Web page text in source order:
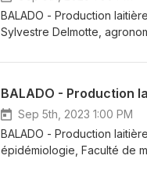
BALADO - Production
Sylvestre Delmotte,
Lactanet Collaboration à la
agroalimentaire en vertu du
gouvernements du Canada
BALADO - Production
Sep 5th, 2023 1:00 PM
BALADO - Production
épidémiologie, Faculté de